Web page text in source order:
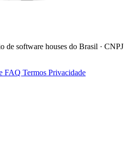
de software houses do Brasil · CNPJ
FAQ Termos Privacidade